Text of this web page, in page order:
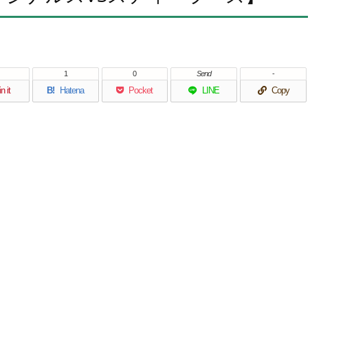
it B! Hatena
1
Pocket
0
LINE
Send
Copy
-